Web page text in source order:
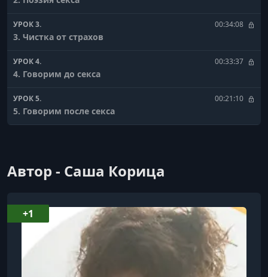
УРОК 3. 00:34:08
3. Чистка от страхов
УРОК 4. 00:33:37
4. Говорим до секса
УРОК 5. 00:21:10
5. Говорим после секса
Автор - Саша Корица
+1